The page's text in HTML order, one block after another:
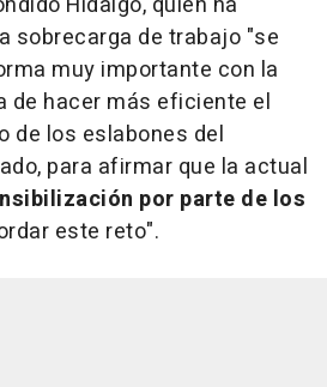
sobrecarga de trabajo "se
muy importante con la
de hacer más eficiente el
de los eslabones del
para afirmar que la actual
por parte de los
este reto".